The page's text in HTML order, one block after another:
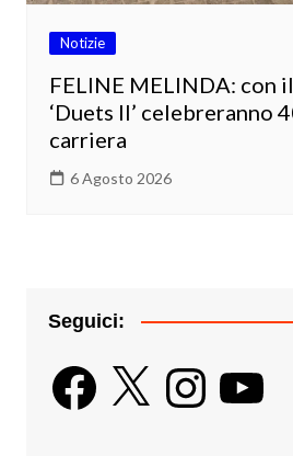
Notizie
FELINE MELINDA: con
‘Duets II’ celebreranno
carriera
6 Agosto 2026
Seguici:
Facebook
X InstagramYouTube